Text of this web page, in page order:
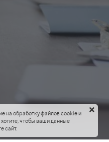
на обработку файлов cookie и
чтобы ваши данные
сайт.